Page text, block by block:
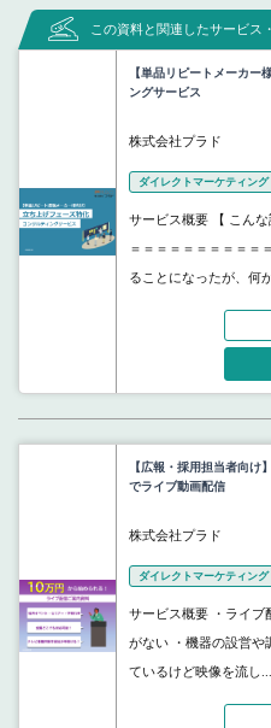
この資料と関連したサービス
【単品リピートメーカー
ングサービス
株式会社プラド
ダイレクトマーケティング
サービス概要 【 こん
＝＝＝＝＝＝＝＝＝＝
ることになったが、何か
【広報・採用担当者向け
でライブ動画配信
株式会社プラド
ダイレクトマーケティング
サービス概要 ・ライブ
がない ・機器の設営や
ているけど映像を流し...